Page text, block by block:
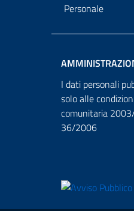
Personale
I dati personali
solo alle
comunitaria
36/2006